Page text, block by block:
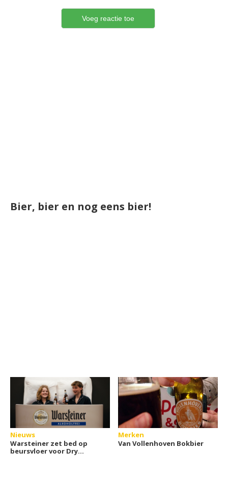
Bier, bier en nog eens bier!
Nieuws
Warsteiner zet bed op
beursvloer voor Dry
Merken
Van Vollenhoven Bokbier